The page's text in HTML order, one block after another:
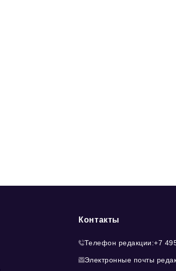
Контакты
Телефон редакции:+7
Электронные почты